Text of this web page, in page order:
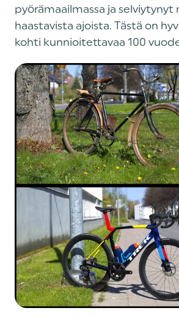
pyörämaailmassa ja selviytynyt
haastavista ajoista. Tästä on
kohti kunnioitettavaa 100